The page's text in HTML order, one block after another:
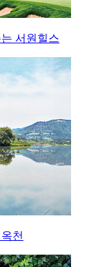
서원힐스
천